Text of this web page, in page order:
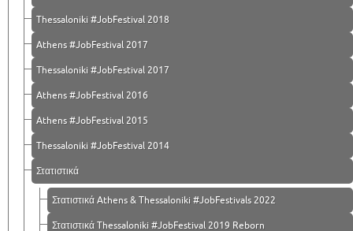
Thessaloniki #JobFestival 2018
Athens #JobFestival 2017
Τhessaloniki #JobFestival 2017
Athens #JobFestival 2016
Athens #JobFestival 2015
Thessaloniki #JobFestival 2014
Στατιστικά
Στατιστικά Athens & Thessaloniki #JobFestivals 2022
Στατιστικά Thessaloniki #JobFestival 2019 Reborn